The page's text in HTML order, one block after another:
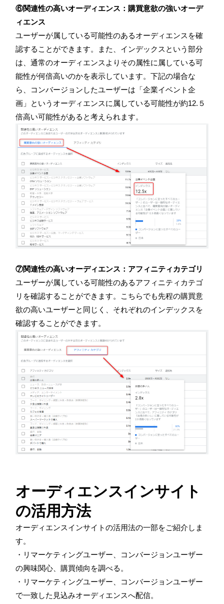
⑥関連性の高いオーディエンス：購買意欲の強いオーデ
ィエンス
ユーザーが属している可能性のあるオーディエンスを確
認することができます。また、インデックスという部分
は、通常のオーディエンスよりその属性に属している可
能性が何倍高いのかを表示しています。下記の場合な
ら、コンバージョンしたユーザーは「企業イベント企
画」というオーディエンスに属している可能性が約12. ５
倍高い可能性があると考えられます。
⑦関連性の高いオーディエンス：アフィニティカテゴリ
ユーザーが属している可能性のあるアフィニティカテゴ
リを確認することができます。こちらでも先程の購買意
欲の高いユーザーと同じく、それぞれのインデックスを
確認することができます。
オーディエンスインサイト
の活用方法
オーディエンスインサイトの活用法の一部をご紹介しま
す。
・リマーケティングユーザー、コンバージョンユーザー
の興味関心、購買傾向を調べる。
・リマーケティングユーザー、コンバージョンユーザー
で一致した見込みオーディエンスへ配信。